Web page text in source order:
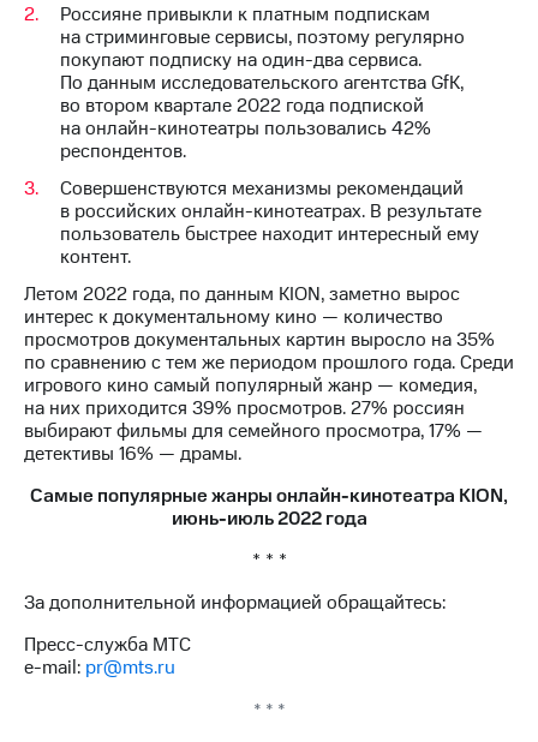
Регистратор
Реквизиты
Контакты
развитие
деловая этика
На главную
Россияне привыкли к платным подпискам
на стриминговые сервисы, поэтому регулярно
покупают подписку на один-два сервиса.
По данным исследовательского агентства GfK,
во втором квартале 2022 года подпиской
на онлайн-кинотеатры пользовались 42%
респондентов.
Совершенствуются механизмы рекомендаций
в российских онлайн-кинотеатрах. В результате
пользователь быстрее находит интересный ему
контент.
Летом 2022 года, по данным KION, заметно вырос
интерес к документальному кино — количество
просмотров документальных картин выросло на 35%
по сравнению с тем же периодом прошлого года. Среди
игрового кино самый популярный жанр — комедия,
на них приходится 39% просмотров. 27% россиян
выбирают фильмы для семейного просмотра, 17% —
детективы 16% — драмы.
Самые популярные жанры онлайн-кинотеатра KION,
июнь-июль 2022 года
* * *
За дополнительной информацией обращайтесь:
Пресс-служба МТС
e-mail: pr@mts.ru
* * *